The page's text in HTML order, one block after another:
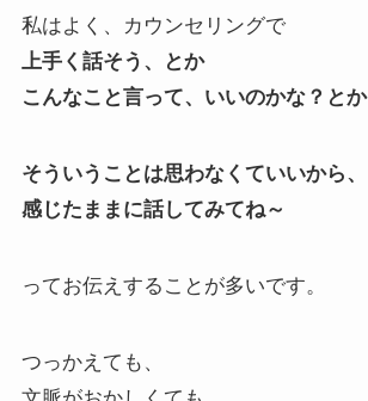
私はよく、カウンセリングで
上手く話そう、とか
こんなこと言って、いいのかな？とか
そういうことは思わなくていいから、
感じたままに話してみてね～
ってお伝えすることが多いです。
つっかえても、